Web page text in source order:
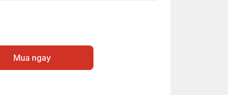
Mua ngay